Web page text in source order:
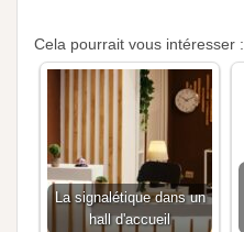
Cela pourrait vous intéresser :
La signalétique dans un
hall d'accueil